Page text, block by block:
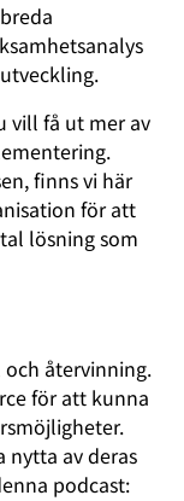
vill få ut mer av
finns vi här
för att
lösning som
återvinning.
för att kunna
nytta av deras
podcast: